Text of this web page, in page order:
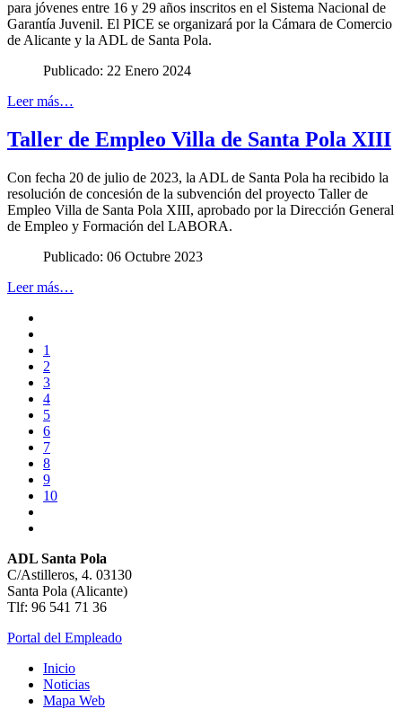
para jóvenes entre 16 y 29 años inscritos en el Sistema Nacional de
Garantía Juvenil. El PICE se organizará por la Cámara de Comercio
de Alicante y la ADL de Santa Pola.
Publicado: 22 Enero 2024
Leer más…
Taller de Empleo Villa de Santa Pola XIII
Con fecha 20 de julio de 2023, la ADL de Santa Pola ha recibido la
resolución de concesión de la subvención del proyecto Taller de
Empleo Villa de Santa Pola XIII, aprobado por la Dirección General
de Empleo y Formación del LABORA.
Publicado: 06 Octubre 2023
Leer más…
1
2
3
4
5
6
7
8
9
10
ADL Santa Pola
C/Astilleros, 4. 03130
Santa Pola (Alicante)
Tlf: 96 541 71 36
Portal del Empleado
Inicio
Noticias
Mapa Web